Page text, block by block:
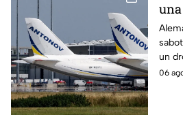
por
un
06